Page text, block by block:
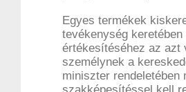
Egyes termékek
tevékenység keretében
értékesítéséhez az azt
személynek a
miniszter rendeletében